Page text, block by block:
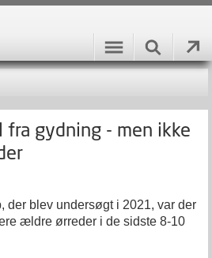
fra gydning - men ikke
der blev undersøgt i 2021, var der
ældre ørreder i de sidste 8-10